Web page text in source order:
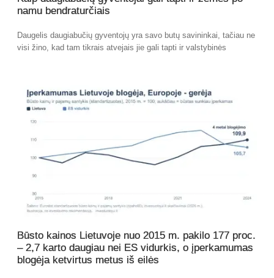
namu bendraturčiais
Daugelis daugiabučių gyventojų yra savo butų savininkai, tačiau ne
visi žino, kad tam tikrais atvejais jie gali tapti ir valstybinės
Būsto kainos Lietuvoje nuo 2015 m. pakilo 177 proc.
– 2,7 karto daugiau nei ES vidurkis, o įperkamumas
blogėja ketvirtus metus iš eilės